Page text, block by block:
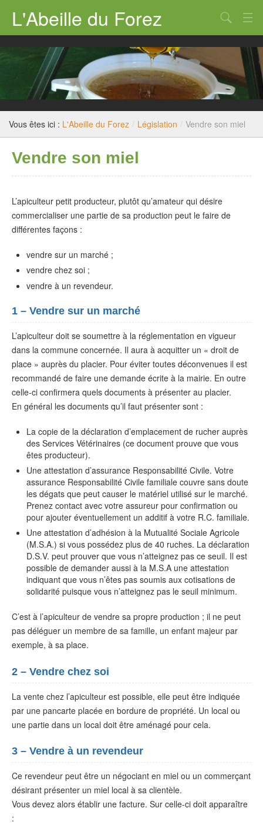
L'Abeille du Forez
Qui sommes nous ?
Rucher-école
Dossiers techniques
Législation
Vous êtes ici : L'Abeille du Forez / Législation / Vendre son miel
Vendre son miel
L’apiculteur petit producteur, plutôt qu’amateur qui désire
commercialiser une partie de sa production peut le faire de
différentes façons :
vendre sur un marché ;
vendre chez soi ;
vendre à un revendeur.
1 – Vendre sur un marché
L’apiculteur doit se soumettre à la réglementation en vigueur
dans la commune concernée. Il aura à acquitter un « droit de
place » auprès du placier. Pour éviter toutes déconvenues il est
recommandé de faire une demande écrite à la mairie. En outre
celle-ci confirmera quels documents à présenter au placier.
En général les documents qu’il faut présenter sont :
La copie de la déclaration d’emplacement de rucher auprès
des Services Vétérinaires (ce document prouve que vous
êtes producteur).
Une attestation d’assurance Responsabilité Civile. Votre
assurance Responsabilité Civile familiale couvre sans doute
les dégats que peut causer le matériel utilisé sur le marché.
Prenez contact avec votre assureur pour confirmation ou
pour ajouter éventuellement un additif à votre R.C. familiale.
Une attestation d’adhésion à la Mutualité Sociale Agricole
(M.S.A.) si vous possédez plus de 40 ruches. La déclaration
D.S.V. peut prouver que vous n’atteignez pas ce seuil. Il est
possible de demander aussi à la M.S.A une attestation
indiquant que vous n’êtes pas soumis aux cotisations de
solidarité puisque vous n’atteignez pas le seuil minimum.
C’est à l’apiculteur de vendre sa propre production ; il ne peut
pas déléguer un membre de sa famille, un enfant majeur par
exemple, à sa place.
2 – Vendre chez soi
La vente chez l’apiculteur est possible, elle peut être indiquée
par une pancarte placée en bordure de propriété. Un local ou
une partie dans un local doit être aménagé pour cela.
3 – Vendre à un revendeur
Ce revendeur peut être un négociant en miel ou un commerçant
désirant présenter un miel local à sa clientèle.
Vous devez alors établir une facture. Sur celle-ci doit apparaître
: